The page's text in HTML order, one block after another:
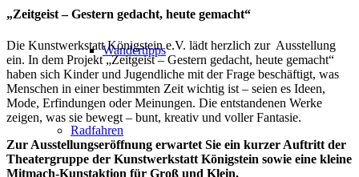
Wandertipps
Radfahren
„Zeitgeist – Gestern gedacht, heute gemacht“
Die Kunstwerkstatt Königstein e.V. lädt herzlich zur Ausstellung
ein. In dem Projekt „Zeitgeist – Gestern gedacht, heute gemacht“
haben sich Kinder und Jugendliche mit der Frage beschäftigt, was
Menschen in einer bestimmten Zeit wichtig ist – seien es Ideen,
Mode, Erfindungen oder Meinungen. Die entstandenen Werke
zeigen, was sie bewegt – bunt, kreativ und voller Fantasie.
Zur Ausstellungseröffnung erwartet Sie ein kurzer Auftritt der
Theatergruppe der Kunstwerkstatt Königstein sowie eine kleine
Mitmach-Kunstaktion für Groß und Klein.